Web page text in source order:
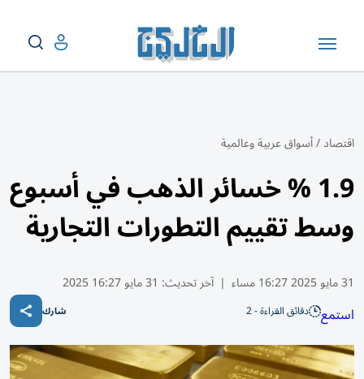
اقتصاد/أسواق عربية وعالمية
1.9 % خسائر الذهب في أسبوع
وسط تقييم التطورات التجارية
31 مايو 2025 16:27 مساء | آخر تحديث: 31 مايو 16:27 2025
استمع دقائق القراءة - 2 شارك